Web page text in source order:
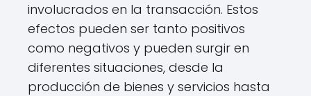
involucrados en la transacción. Estos
efectos pueden ser tanto positivos
como negativos y pueden surgir en
diferentes situaciones, desde la
producción de bienes y servicios hasta